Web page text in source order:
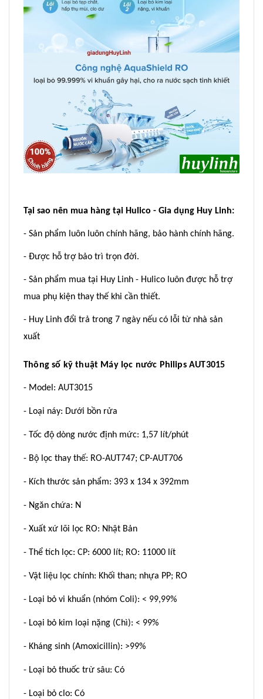
Tại sao nên mua hàng tại Hulico - Gia dụng Huy Linh:
- Sản phẩm luôn luôn chính hãng, bảo hành chính hãng.
- Được hỗ trợ bảo trì trọn đời.
- Sản phẩm mua tại Huy Linh - Hulico luôn được hỗ trợ
mua phụ kiện thay thế khi cần thiết.
- Huy Linh đổi trả trong 7 ngày nếu có lỗi từ nhà sản
xuất
Thông số kỹ thuật Máy lọc nước Philips AUT3015
- Model: AUT3015
- Loại náy: Dưới bồn rửa
- Tốc độ dòng nước định mức: 1,57 lít/phút
- Bộ lọc thay thế: RO-AUT747; CP-AUT706
- Kích thước sản phẩm: 393 x 134 x 392mm
- Ngăn chứa: N
- Xuất xứ lõi lọc RO: Nhật Bản
- Thể tích lọc: CP: 6000 lít; RO: 11000 lít
- Vật liệu lọc chính: Khối than; nhựa PP; RO
- Loại bỏ vi khuẩn (nhóm Coli): < 99,99%
- Loại bỏ kim loại nặng (Chì): < 99%
- Kháng sinh (Amoxicillin): >99%
- Loại bỏ thuốc trừ sâu: Có
- Loại bỏ clo: Có